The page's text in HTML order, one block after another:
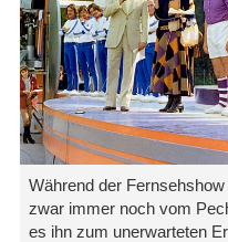
Während der
zwar immer noch vom
es ihn zum unerwarteten